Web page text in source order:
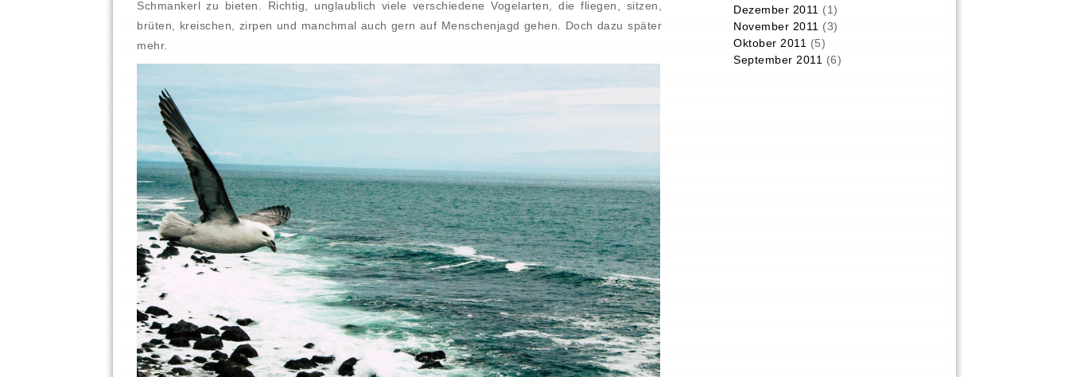
Schmankerl zu bieten. Richtig, unglaublich viele verschiedene Vogelarten, die fliegen, sitzen,
brüten, kreischen, zirpen und manchmal auch gern auf Menschenjagd gehen. Doch dazu später
mehr.
Dezember 2011 (1)
November 2011 (3)
Oktober 2011 (5)
September 2011 (6)